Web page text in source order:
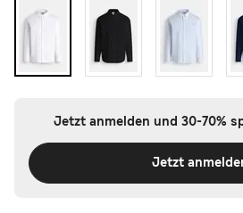
Jetzt anmelden und 30-70%
Jetzt